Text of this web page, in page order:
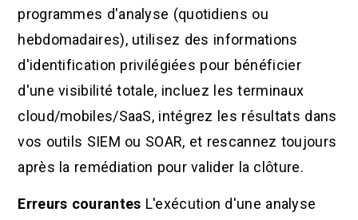
programmes d'analyse (quotidiens ou
hebdomadaires), utilisez des informations
d'identification privilégiées pour bénéficier
d'une visibilité totale, incluez les terminaux
cloud/mobiles/SaaS, intégrez les résultats dans
vos outils SIEM ou SOAR, et rescannez toujours
après la remédiation pour valider la clôture.
Erreurs courantes L'exécution d'une analyse